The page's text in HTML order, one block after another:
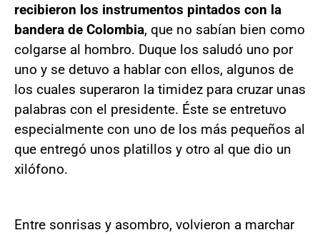
recibieron los instrumentos pintados con la
bandera de Colombia, que no sabían bien como
colgarse al hombro. Duque los saludó uno por
uno y se detuvo a hablar con ellos, algunos de
los cuales superaron la timidez para cruzar unas
palabras con el presidente. Éste se entretuvo
especialmente con uno de los más pequeños al
que entregó unos platillos y otro al que dio un
xilófono.
Entre sonrisas y asombro, volvieron a marchar